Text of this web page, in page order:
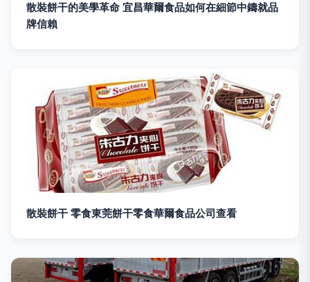
散裝餅干的美學革命 宜昌華爾食品如何在細節中鑄就品
牌信賴
散裝餅干 零食東莞餅干零食華爾食品公司查看